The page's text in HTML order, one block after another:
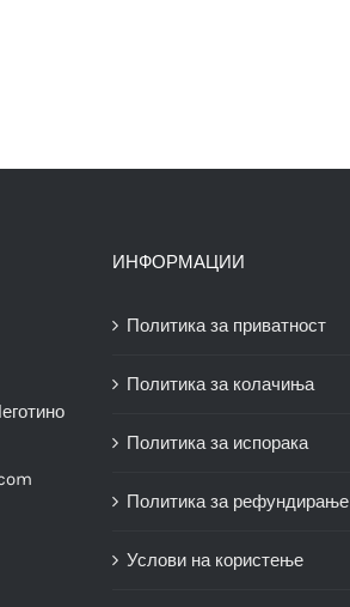
ИНФОРМАЦИИ
Политика за приватност
Политика за колачиња
Политика за испорака
Политика за рефундирање
Услови на користење